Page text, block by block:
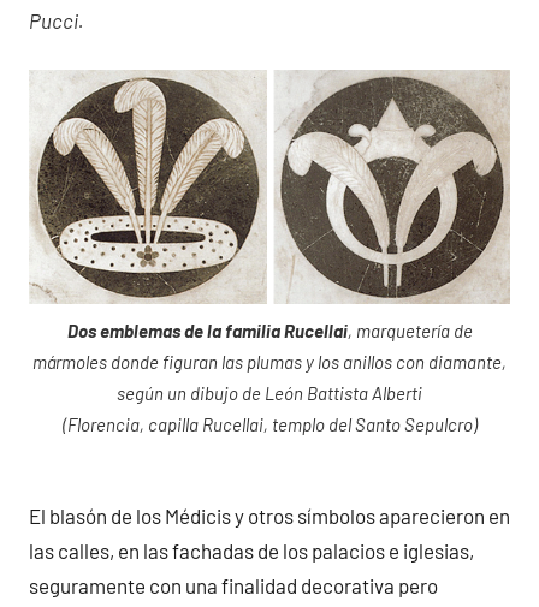
Pucci.
Dos emblemas de la familia Rucellai, marquetería de
mármoles donde figuran las plumas y los anillos con diamante,
según un dibujo de León Battista Alberti
(Florencia, capilla Rucellai, templo del Santo Sepulcro)
El blasón de los Médicis y otros símbolos aparecieron en
las calles, en las fachadas de los palacios e iglesias,
seguramente con una finalidad decorativa pero